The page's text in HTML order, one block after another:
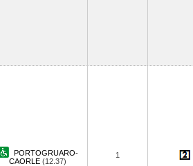
PORTOGRUARO-
CAORLE (12.37)
1